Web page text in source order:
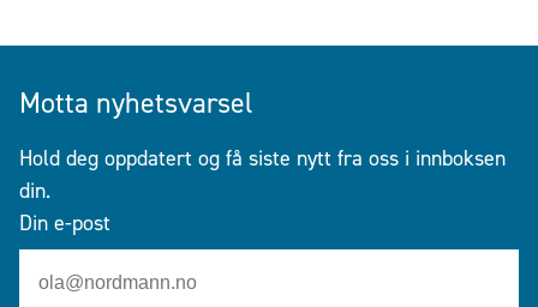
Motta nyhetsvarsel
Hold deg oppdatert og få siste nytt fra oss i innboksen
din.
Din e-post